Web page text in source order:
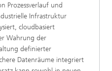
Prozessverlauf und
Infrastruktur
cloudbasiert
Wahrung der
definierter
Datenräume integriert